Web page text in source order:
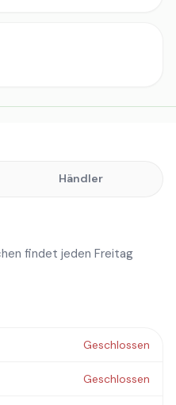
Händler
findet jeden Freitag
Geschlossen
Geschlossen